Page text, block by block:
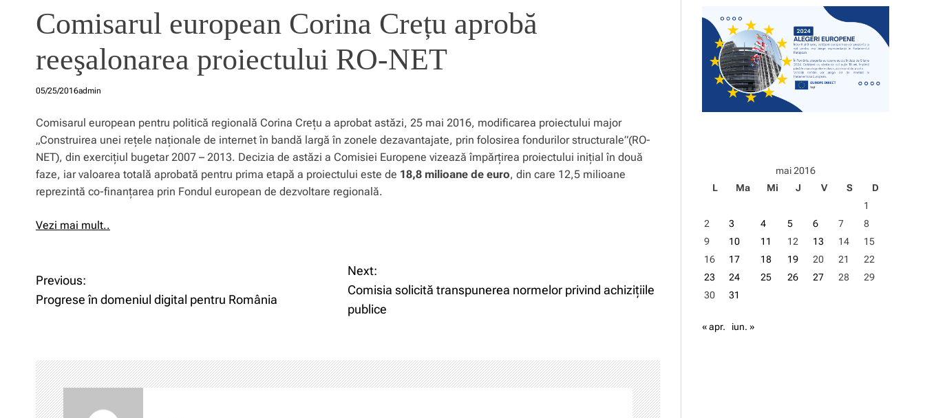
Comisarul european Corina Crețu aprobă
reeşalonarea proiectului RO-NET
05/25/2016admin
Comisarul european pentru politică regională Corina Crețu a aprobat astăzi, 25 mai 2016, modificarea proiectului major
„Construirea unei reţele naţionale de internet în bandă largă în zonele dezavantajate, prin folosirea fondurilor structurale”(RO-
NET), din exercițiul bugetar 2007 – 2013. Decizia de astăzi a Comisiei Europene vizează împărţirea proiectului inițial în două
faze, iar valoarea totală aprobată pentru prima etapă a proiectului este de 18,8 milioane de euro, din care 12,5 milioane
reprezintă co-finanţarea prin Fondul european de dezvoltare regională.
Vezi mai mult..
N
a
i
g
Previous:
Progrese în domeniul digital pentru România
Next:
Comisia solicită transpunerea normelor privind achizițiile
publice
mai 2016
L
Ma Mi J V S
D
1
2
3 4 5 6 7
8
9
10 11 12 13 14
15
16
17 18 19 20 21
22
23
24 25 26 27 28
29
30
31
« apr. iun. »